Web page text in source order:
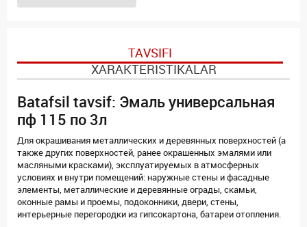
TAVSIFI
XARAKTERISTIKALAR
Batafsil tavsif: Эмаль универсальная
пф 115 по 3л
Для окрашивания металлических и деревянных поверхностей (а
также других поверхностей, ранее окрашенных эмалями или
масляными красками), эксплуатируемых в атмосферных
условиях и внутри помещений: наружные стены и фасадные
элементы, металлические и деревянные ограды, скамьи,
оконные рамы и проемы, подоконники, двери, стены,
интерьерные перегородки из гипсокартона, батареи отопления.